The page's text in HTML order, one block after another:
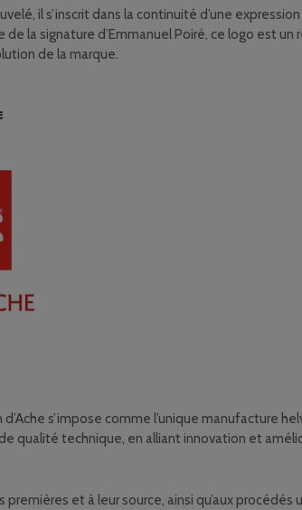
il s’inscrit dans la continuité d’une
la signature d’Emmanuel Poiré, ce logo est un
de la marque.
s’impose comme l’unique manufacture
qualité technique, en alliant innovation et
et à leur source, ainsi qu’aux procédés